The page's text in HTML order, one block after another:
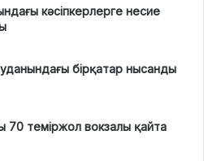
кәсіпкерлерге несие
бірқатар нысанды
70 теміржол вокзалы қайта